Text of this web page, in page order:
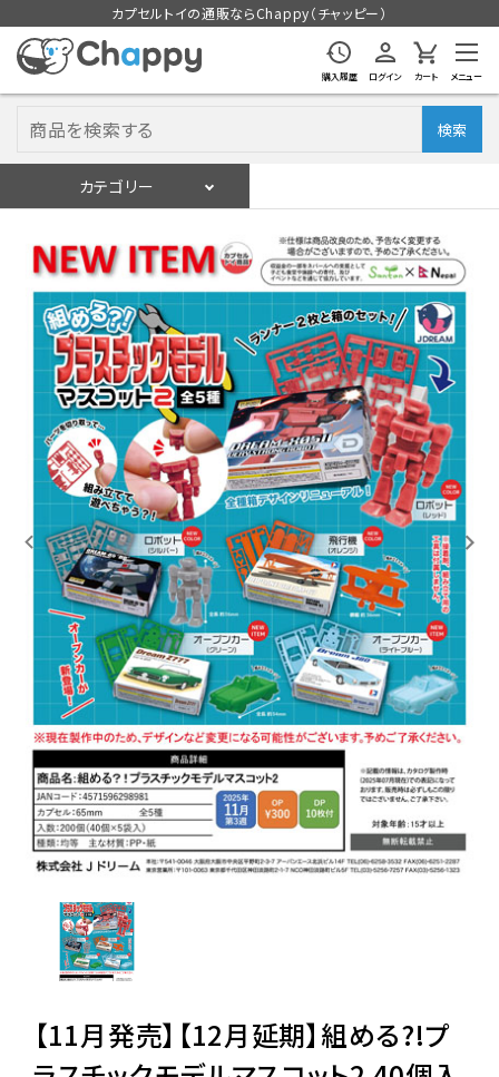
カプセルトイの通販ならChappy（チャッピー）
購入履歴 ログイン カート メニュー
検索
カテゴリー
ログイン 会員登録
入荷スケジュールをチェック
カプセルトイマシン本体
カプセルトイ
販促用空カプセル
レンタル
景品・玩具・文具
販促用カプセルトイ
よくあるご質問
ご利用ガイド
06-6282-7659
【11月発売】【12月延期】組める?!プ